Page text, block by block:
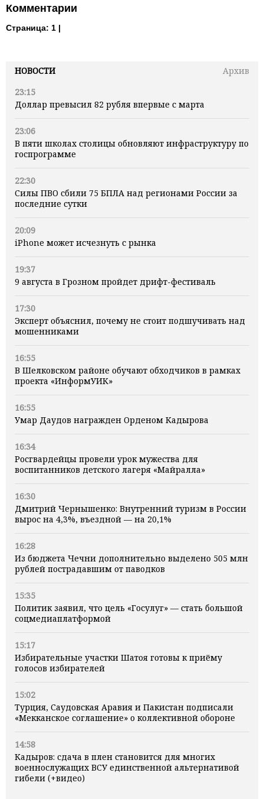
НОВОСТИ
Архив
23:15
Доллар превысил 82 рубля впервые с марта
23:06
В пяти школах столицы обновляют инфраструктуру по
госпрограмме
22:30
Силы ПВО сбили 75 БПЛА над регионами России за
последние сутки
20:09
iPhone может исчезнуть с рынка
19:37
9 августа в Грозном пройдет дрифт-фестиваль
17:30
Эксперт объяснил, почему не стоит подшучивать над
мошенниками
16:55
В Шелковском районе обучают обходчиков в рамках
проекта «ИнформУИК»
16:55
Умар Даудов награжден Орденом Кадырова
16:34
Росгвардейцы провели урок мужества для
воспитанников детского лагеря «Майралла»
16:30
Дмитрий Чернышенко: Внутренний туризм в России
вырос на 4,3%, въездной — на 20,1%
16:28
Из бюджета Чечни дополнительно выделено 505 млн
рублей пострадавшим от паводков
15:35
Политик заявил, что цель «Госулуг» — стать большой
соцмедиаплатформой
15:17
Избирательные участки Шатоя готовы к приёму
голосов избирателей
15:02
Турция, Саудовская Аравия и Пакистан подписали
«Мекканское соглашение» о коллективной обороне
14:58
Кадыров: сдача в плен становится для многих
военнослужащих ВСУ единственной альтернативой
гибели (+видео)
Комментарии
Страница: 1 |